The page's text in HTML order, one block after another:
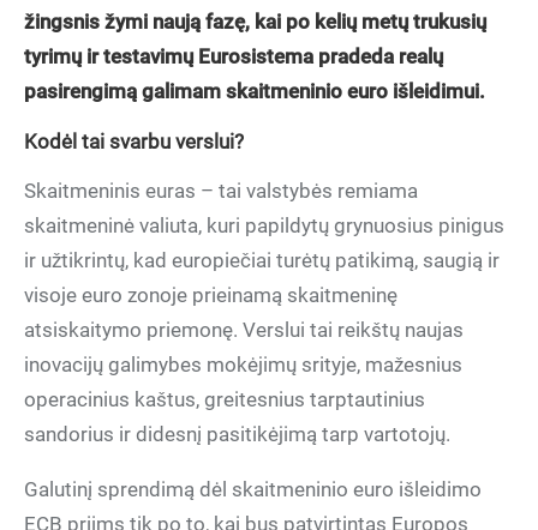
žingsnis žymi naują fazę, kai po kelių metų trukusių
tyrimų ir testavimų Eurosistema pradeda realų
pasirengimą galimam skaitmeninio euro išleidimui.
Kodėl tai svarbu verslui?
Skaitmeninis euras – tai valstybės remiama
skaitmeninė valiuta, kuri papildytų grynuosius pinigus
ir užtikrintų, kad europiečiai turėtų patikimą, saugią ir
visoje euro zonoje prieinamą skaitmeninę
atsiskaitymo priemonę. Verslui tai reikštų naujas
inovacijų galimybes mokėjimų srityje, mažesnius
operacinius kaštus, greitesnius tarptautinius
sandorius ir didesnį pasitikėjimą tarp vartotojų.
Galutinį sprendimą dėl skaitmeninio euro išleidimo
ECB priims tik po to, kai bus patvirtintas Europos